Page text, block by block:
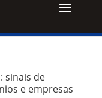
sinais de
e empresas